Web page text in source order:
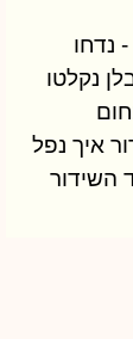
ותיק
שנים
עשרות
הזניח
נדחו
נקלטו
איך נפל
השידור